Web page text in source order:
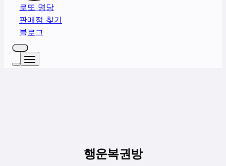
로또 명당
판매점 찾기
블로그
행운복권방